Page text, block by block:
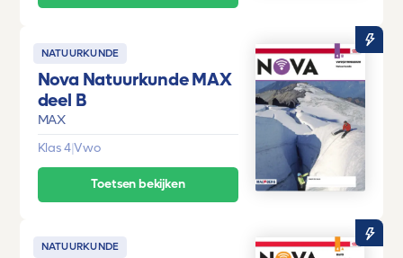
NATUURKUNDE
Nova Natuurkunde MAX
deel B
MAX
Klas 4|Vwo
Toetsen bekijken
NATUURKUNDE